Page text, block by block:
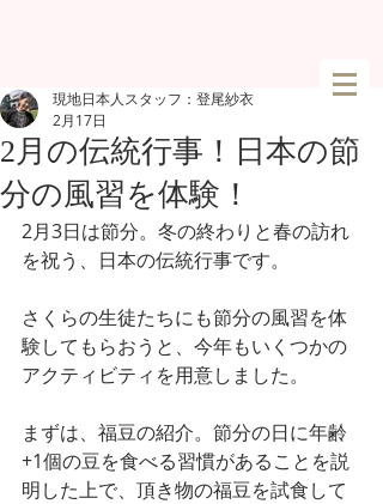
2月の伝統行事！日本の節
分の風習を体験！
現地日本人スタッフ：登尾紗衣
2月17日
2月3日は節分。冬の終わりと春の訪れ
を祝う、日本の伝統行事です。
さくらの生徒たちにも節分の風習を体
験してもらおうと、今年もいくつかの
アクティビティを用意しました。
まずは、福豆の紹介。節分の日に年齢
+1個の豆を食べる習慣があることを説
明した上で、頂き物の福豆を試食して